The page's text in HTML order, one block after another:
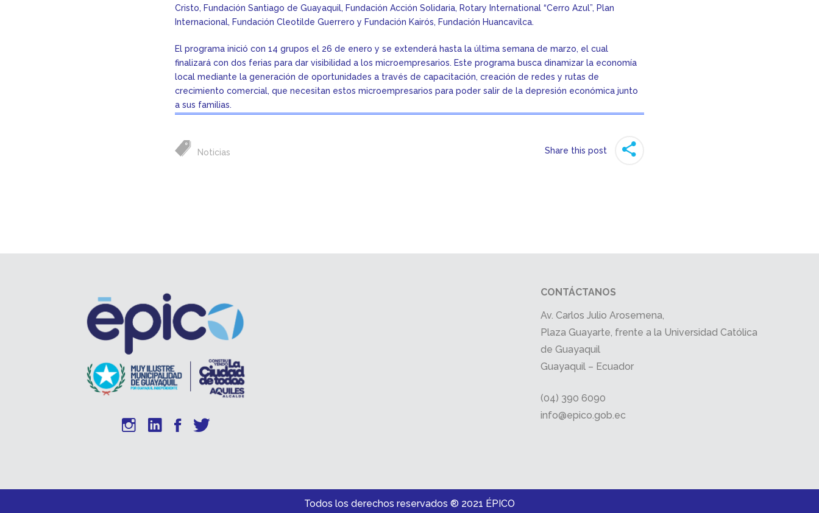
Cristo, Fundación Santiago de Guayaquil, Fundación Acción Solidaria, Rotary International “Cerro Azul”, Plan
Internacional, Fundación Cleotilde Guerrero y Fundación Kairós, Fundación Huancavilca.
El programa inició con 14 grupos el 26 de enero y se extenderá hasta la última semana de marzo, el cual
finalizará con dos ferias para dar visibilidad a los microempresarios. Este programa busca dinamizar la economía
local mediante la generación de oportunidades a través de capacitación, creación de redes y rutas de
crecimiento comercial, que necesitan estos microempresarios para poder salir de la depresión económica junto
a sus familias.
Noticias Share this post
CONTÁCTANOS
Av. Carlos Julio Arosemena,
Plaza Guayarte, frente a la Universidad Católica
de Guayaquil
Guayaquil – Ecuador
(04) 390 6090
info@epico.gob.ec
Todos los derechos reservados ® 2021 ÉPICO